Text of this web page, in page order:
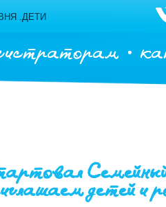
.ДЕТИ
детей и